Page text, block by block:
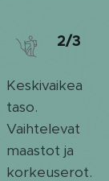
2/3
Keskivaikea
taso.
Vaihtelevat
maastot ja
korkeuserot.